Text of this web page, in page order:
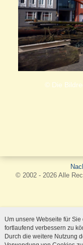
© Die
© 2002 - 2026 Alle
Um unsere Webseite für
fortlaufend verbessern zu
Durch die weitere Nutzung